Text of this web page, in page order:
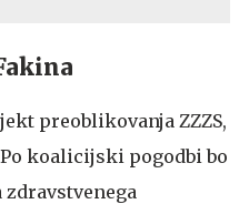
preoblikovanja ZZZS,
koalicijski pogodbi bo
zdravstvenega